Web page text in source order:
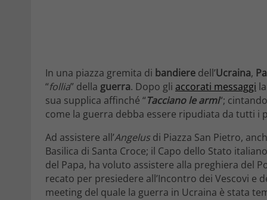
In una piazza gremita di bandiere dell’Ucraina,
“follia” della guerra. Dopo gli accorati messaggi
sua supplica affinché “Tacciano le armi“;
come la guerra debba essere ripudiata da tutti i
Ad assistere all’Angelus di Piazza San Pietro,
Basilica di Santa Croce; il Capo dello Stato
del Papa, ha voluto assistere alla preghiera del
recato per presiedere all’Incontro dei Vescovi e
meeting del quale la guerra in Ucraina è stata